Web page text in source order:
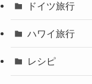
ドイツ旅行
ハワイ旅行
レシピ